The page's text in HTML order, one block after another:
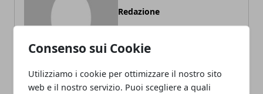
Consenso sui Cookie
Utilizziamo i cookie per ottimizzare il nostro sito
web e il nostro servizio. Puoi scegliere a quali
Redazione